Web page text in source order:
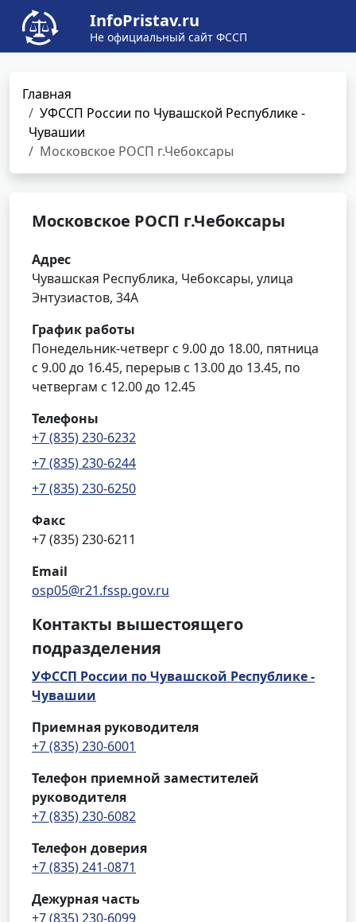
InfoPristav.ru
Не официальный сайт ФССП
Главная
УФССП России по Чувашской Республике -
Чувашии
Московское РОСП г.Чебоксары
Московское РОСП г.Чебоксары
Адрес
Чувашская Республика, Чебоксары, улица
Энтузиастов, 34А
График работы
Понедельник-четверг с 9.00 до 18.00, пятница
с 9.00 до 16.45, перерыв с 13.00 до 13.45, по
четвергам с 12.00 до 12.45
Телефоны
+7 (835) 230-6232
+7 (835) 230-6244
+7 (835) 230-6250
Факс
+7 (835) 230-6211
Email
osp05@r21.fssp.gov.ru
Контакты вышестоящего
подразделения
УФССП России по Чувашской Республике -
Чувашии
Приемная руководителя
+7 (835) 230-6001
Телефон приемной заместителей
руководителя
+7 (835) 230-6082
Телефон доверия
+7 (835) 241-0871
Дежурная часть
+7 (835) 230-6099